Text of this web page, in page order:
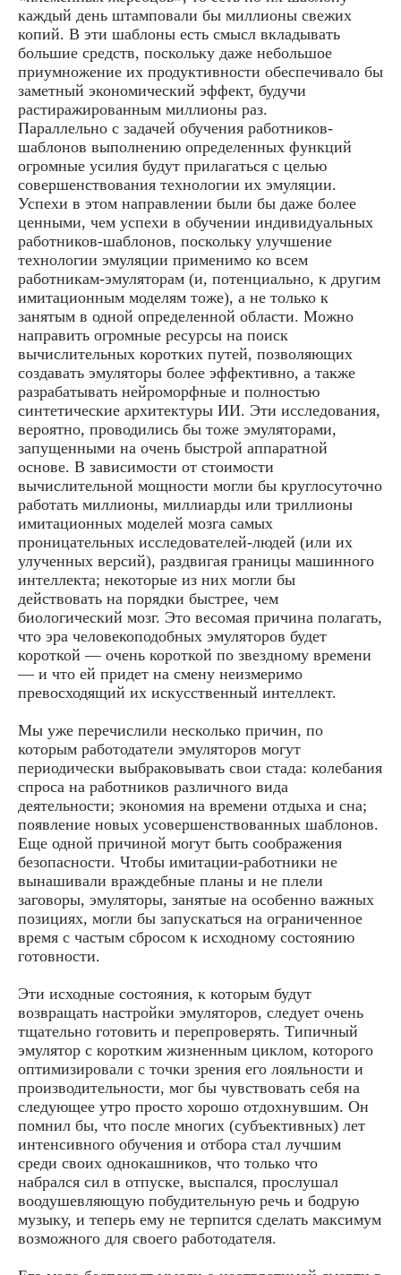
каждый день штамповали бы миллионы свежих
копий. В эти шаблоны есть смысл вкладывать
большие средств, поскольку даже небольшое
приумножение их продуктивности обеспечивало бы
заметный экономический эффект, будучи
растиражированным миллионы раз.
Параллельно с задачей обучения работников-
шаблонов выполнению определенных функций
огромные усилия будут прилагаться с целью
совершенствования технологии их эмуляции.
Успехи в этом направлении были бы даже более
ценными, чем успехи в обучении индивидуальных
работников-шаблонов, поскольку улучшение
технологии эмуляции применимо ко всем
работникам-эмуляторам (и, потенциально, к другим
имитационным моделям тоже), а не только к
занятым в одной определенной области. Можно
направить огромные ресурсы на поиск
вычислительных коротких путей, позволяющих
создавать эмуляторы более эффективно, а также
разрабатывать нейроморфные и полностью
синтетические архитектуры ИИ. Эти исследования,
вероятно, проводились бы тоже эмуляторами,
запущенными на очень быстрой аппаратной
основе. В зависимости от стоимости
вычислительной мощности могли бы круглосуточно
работать миллионы, миллиарды или триллионы
имитационных моделей мозга самых
проницательных исследователей-людей (или их
улученных версий), раздвигая границы машинного
интеллекта; некоторые из них могли бы
действовать на порядки быстрее, чем
биологический мозг. Это весомая причина полагать,
что эра человекоподобных эмуляторов будет
короткой — очень короткой по звездному времени
— и что ей придет на смену неизмеримо
превосходящий их искусственный интеллект.
Мы уже перечислили несколько причин, по
которым работодатели эмуляторов могут
периодически выбраковывать свои стада: колебания
спроса на работников различного вида
деятельности; экономия на времени отдыха и сна;
появление новых усовершенствованных шаблонов.
Еще одной причиной могут быть соображения
безопасности. Чтобы имитации-работники не
вынашивали враждебные планы и не плели
заговоры, эмуляторы, занятые на особенно важных
позициях, могли бы запускаться на ограниченное
время с частым сбросом к исходному состоянию
готовности.
Эти исходные состояния, к которым будут
возвращать настройки эмуляторов, следует очень
тщательно готовить и перепроверять. Типичный
эмулятор с коротким жизненным циклом, которого
оптимизировали с точки зрения его лояльности и
производительности, мог бы чувствовать себя на
следующее утро просто хорошо отдохнувшим. Он
помнил бы, что после многих (субъективных) лет
интенсивного обучения и отбора стал лучшим
среди своих однокашников, что только что
набрался сил в отпуске, выспался, прослушал
воодушевляющую побудительную речь и бодрую
музыку, и теперь ему не терпится сделать максимум
возможного для своего работодателя.